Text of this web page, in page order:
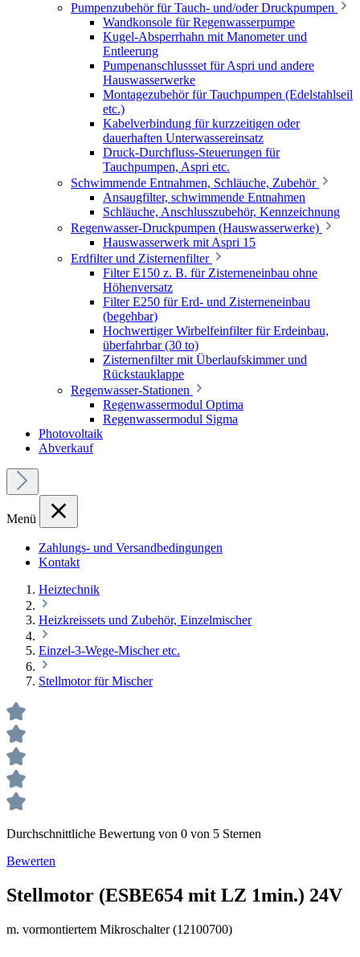
Pumpenzubehör für Tauch- und/oder Druckpumpen
Wandkonsole für Regenwasserpumpe
Kugel-Absperrhahn mit Manometer und
Entleerung
Pumpenanschlussset für Aspri und andere
Hauswasserwerke
Montagezubehör für Tauchpumpen (Edelstahlseil
etc.)
Kabelverbindung für kurzzeitigen oder
dauerhaften Unterwassereinsatz
Druck-Durchfluss-Steuerungen für
Tauchpumpen, Aspri etc.
Schwimmende Entnahmen, Schläuche, Zubehör
Ansaugfilter, schwimmende Entnahmen
Schläuche, Anschlusszubehör, Kennzeichnung
Regenwasser-Druckpumpen (Hauswasserwerke)
Hauswasserwerk mit Aspri 15
Erdfilter und Zisternenfilter
Filter E150 z. B. für Zisterneneinbau ohne
Höhenversatz
Filter E250 für Erd- und Zisterneneinbau
(begehbar)
Hochwertiger Wirbelfeinfilter für Erdeinbau,
überfahrbar (30 to)
Zisternenfilter mit Überlaufskimmer und
Rückstauklappe
Regenwasser-Stationen
Regenwassermodul Optima
Regenwassermodul Sigma
Photovoltaik
Abverkauf
Menü
Zahlungs- und Versandbedingungen
Kontakt
Heiztechnik
Heizkreissets und Zubehör, Einzelmischer
Einzel-3-Wege-Mischer etc.
Stellmotor für Mischer
Durchschnittliche Bewertung von 0 von 5 Sternen
Bewerten
Stellmotor (ESBE654 mit LZ 1min.) 24V
m. vormontiertem Mikroschalter (12100700)